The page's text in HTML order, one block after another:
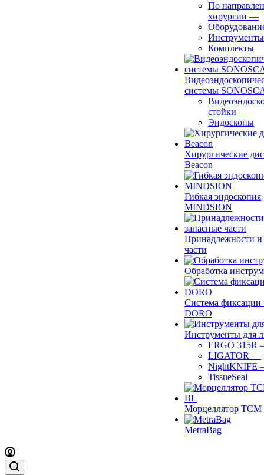
По
хирургии —
Инструменты
Комплекты
системы
стойки —
Эндоскопы
Хирургические
Beacon
Гибкая эндоскопия
MINDSION
Принадлежности и
части
Обработка
Система фиксации
DORO
Инструменты для
ERGO 315R
LIGATOR —
NightKNIFE
TissueSeal
Морцеллятор ТСМ
MetraBag